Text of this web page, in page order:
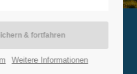
Weitere Informationen